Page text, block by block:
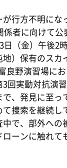
行方不明にな
係者に向けて公
日（金）午後2
）保有のスカ
良野演習場に
回実動対抗演
、発見に至っ
捜索を継続し
で、部外への
ーンに触れて